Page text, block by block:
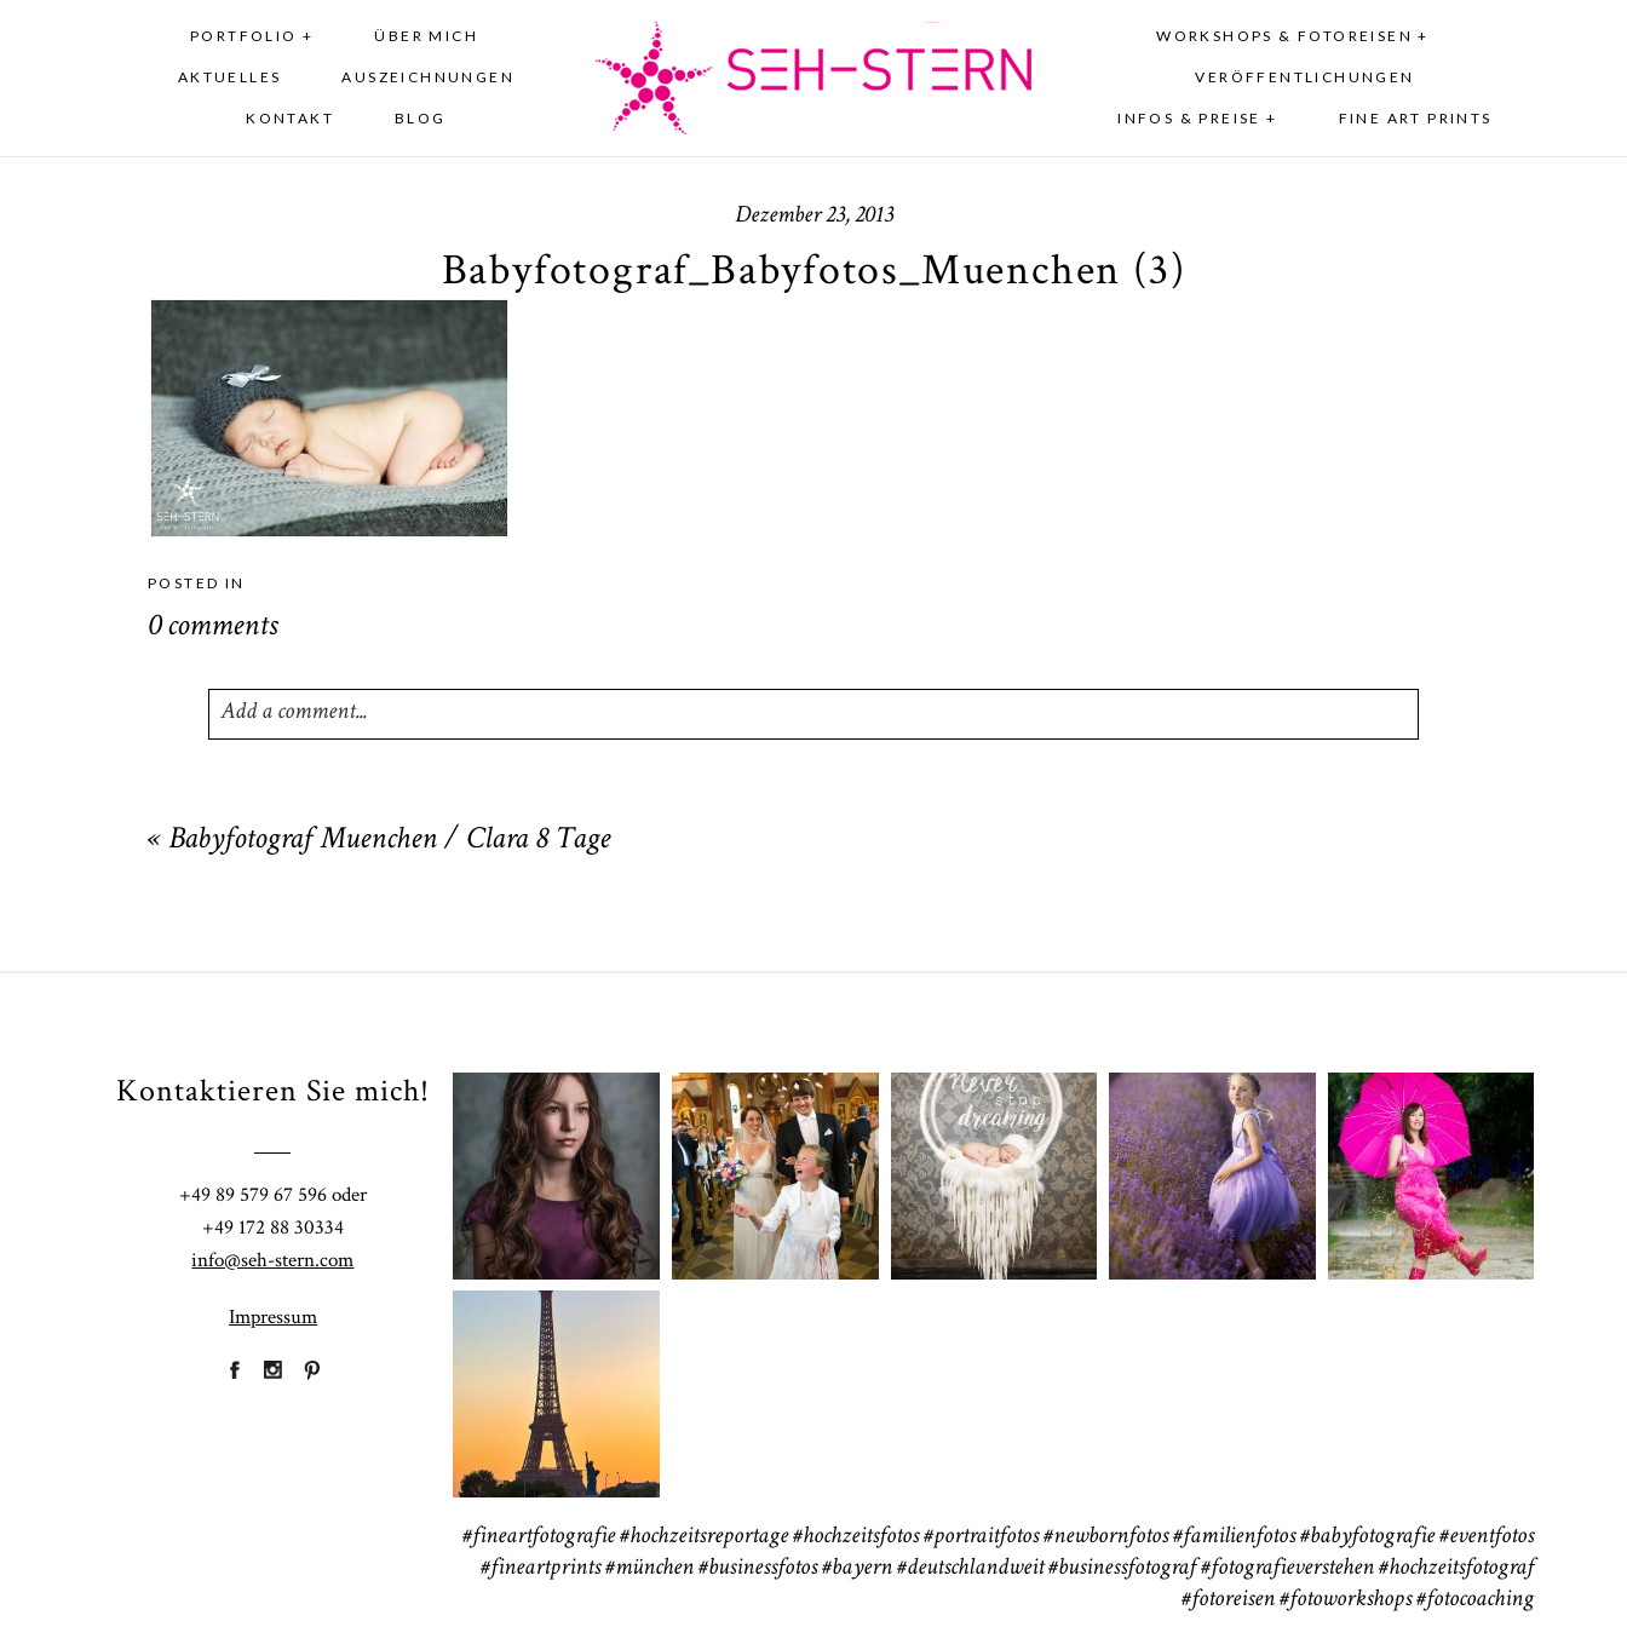
PORTFOLIO + ÜBER MICH
AKTUELLES AUSZEICHNUNGEN
KONTAKT BLOG
WORKSHOPS & FOTOREISEN +
VERÖFFENTLICHUNGEN
INFOS & PREISE + FINE ART PRINTS
Dezember 23, 2013
Babyfotograf_Babyfotos_Muenchen (3)
POSTED IN
0 comments
Add a comment...
« Babyfotograf Muenchen / Clara 8 Tage
Kontaktieren Sie mich!
+49 89 579 67 596 oder
+49 172 88 30334
info@seh-stern.com
Impressum
Fineart
41
Hochzeit
183
Baby/Newborn
72
Kinder
111
Babybauch
37
Reise
41
#fineartfotografie #hochzeitsreportage #hochzeitsfotos #portraitfotos #newbornfotos #familienfotos #babyfotografie #eventfotos
#fineartprints#münchen#businessfotos#bayern #deutschlandweit #businessfotograf#fotografieverstehen #hochzeitsfotograf
#fotoreisen #fotoworkshops #fotocoaching